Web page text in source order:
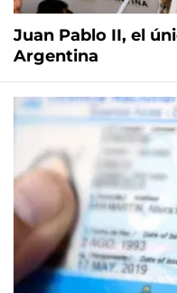
Juan Pablo II, el
Argentina